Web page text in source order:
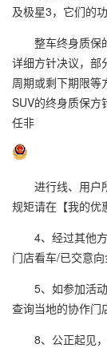
及极星3，它们的
整车终身质保的
详细方针决议，部
周期或剩下期限等
SUV的终身质保方
任非
进行线、用户所
规矩请在【我的优
4、经过其他方
门店看车/已交意
5、如参加活动
查询当地的协作门
8、公正起见，